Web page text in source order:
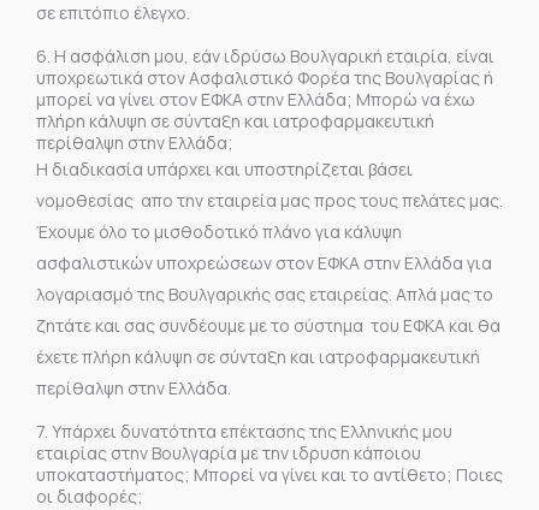
σε επιτόπιο έλεγχο.
6. Η ασφάλιση μου, εάν ιδρύσω Βουλγαρική εταιρία, είναι
υποχρεωτικά στον Ασφαλιστικό Φορέα της Βουλγαρίας ή
μπορεί να γίνει στον ΕΦΚΑ στην Ελλάδα; Μπορώ να έχω
πλήρη κάλυψη σε σύνταξη και ιατροφαρμακευτική
περίθαλψη στην Ελλάδα;
Η διαδικασία υπάρχει και υποστηρίζεται βάσει
νομοθεσίας απο την εταιρεία μας προς τους πελάτες μας.
Έχουμε όλο το μισθοδοτικό πλάνο για κάλυψη
ασφαλιστικών υποχρεώσεων στον ΕΦΚΑ στην Ελλάδα για
λογαριασμό της Βουλγαρικής σας εταιρείας. Απλά μας το
ζητάτε και σας συνδέουμε με το σύστημα του ΕΦΚΑ και θα
έχετε πλήρη κάλυψη σε σύνταξη και ιατροφαρμακευτική
περίθαλψη στην Ελλάδα.
7. Υπάρχει δυνατότητα επέκτασης της Ελληνικής μου
εταιρίας στην Βουλγαρία με την ιδρυση κάποιου
υποκαταστήματος; Μπορεί να γίνει και το αντίθετο; Ποιες
οι διαφορές;